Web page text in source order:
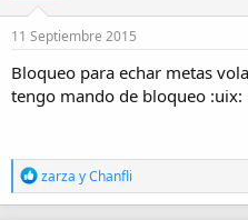
11 Septiembre 2015
Bloqueo para echar metas
tengo mando de bloqueo :uix:
R
e
a
zarza yChanfli